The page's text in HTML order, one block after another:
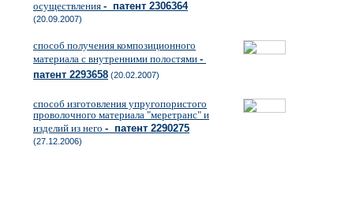
осуществления - патент 2306364
(20.09.2007)
способ получения композиционного
материала с внутренними полостями -
патент 2293658 (20.02.2007)
способ изготовления упругопористого
проволочного материала "меретранс" и
изделий из него - патент 2290275
(27.12.2006)